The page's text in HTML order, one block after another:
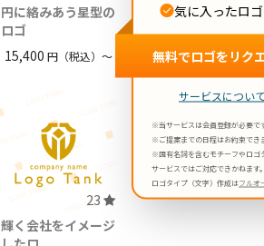
円に絡みあう星型の
ロゴ
15,400円（税込）〜
23
輝く会社をイメージ
気に入ったロ
無料でロゴをリク
サービスについ
※当サービスは会員登録が必要で
※ご提案までの日程はお約束でき
※固有名詞を含むモチーフやロゴ
サービスではご対応できかねます
ロゴタイプ（文字）作成はフルオ